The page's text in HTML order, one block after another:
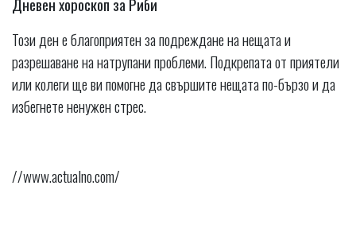
Този ден е благоприятен за подреждане на нещата и
разрешаване на натрупани проблеми. Подкрепата от приятели
или колеги ще ви помогне да свършите нещата по-бързо и да
избегнете ненужен стрес.
//www.actualno.com/